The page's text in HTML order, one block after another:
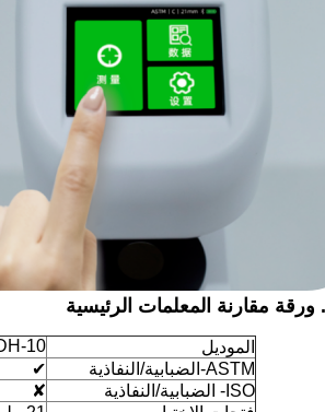
الموديل 10
ASTM-الضبابية/النفاذية
✔
ISO- الضبابية/النفاذية
✘